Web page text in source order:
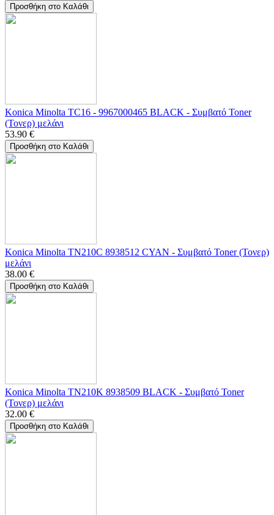
Προσθήκη στο Καλάθι
Konica Minolta TC16 - 9967000465 BLACK - Συμβατό Toner
(Τονερ) μελάνι
53.90 €
Προσθήκη στο Καλάθι
Konica Minolta TN210C 8938512 CYAN - Συμβατό Toner (Τονερ)
μελάνι
38.00 €
Προσθήκη στο Καλάθι
Konica Minolta TN210K 8938509 BLACK - Συμβατό Toner
(Τονερ) μελάνι
32.00 €
Προσθήκη στο Καλάθι